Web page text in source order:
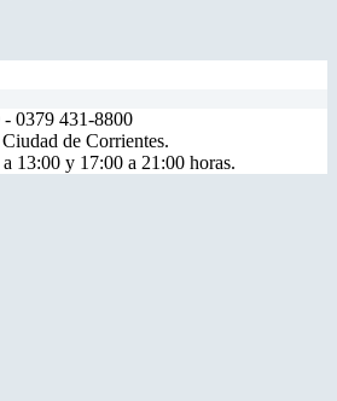
0379 431-8800
de Corrientes.
13:00 y 17:00 a 21:00 horas.